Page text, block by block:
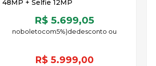
48MP + Selfie 12MP
R$ 5.699,05
de
5%)
noboleto
R$ 5.999,00